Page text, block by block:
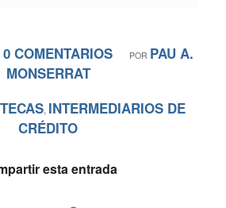
0 COMENTARIOS
/ POR PAU A.
MONSERRAT
, INTERMEDIARIOS DE
CRÉDITO
esta entrada